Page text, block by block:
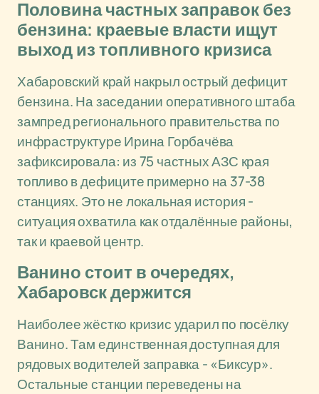
Половина частных заправок без
бензина: краевые власти ищут
выход из топливного кризиса
Хабаровский край накрыл острый дефицит
бензина. На заседании оперативного штаба
зампред регионального правительства по
инфраструктуре Ирина Горбачёва
зафиксировала: из 75 частных АЗС края
топливо в дефиците примерно на 37-38
станциях. Это не локальная история -
ситуация охватила как отдалённые районы,
так и краевой центр.
Ванино стоит в очередях,
Хабаровск держится
Наиболее жёстко кризис ударил по посёлку
Ванино. Там единственная доступная для
рядовых водителей заправка - «Биксур».
Остальные станции переведены на